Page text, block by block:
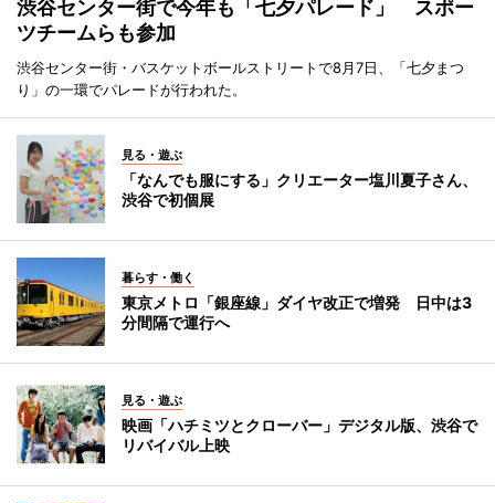
渋谷センター街で今年も「七夕パレード」 スポー
ツチームらも参加
渋谷センター街・バスケットボールストリートで8月7日、「七夕まつ
り」の一環でパレードが行われた。
見る・遊ぶ
「なんでも服にする」クリエーター塩川夏子さん、
渋谷で初個展
暮らす・働く
東京メトロ「銀座線」ダイヤ改正で増発 日中は3
分間隔で運行へ
見る・遊ぶ
映画「ハチミツとクローバー」デジタル版、渋谷で
リバイバル上映